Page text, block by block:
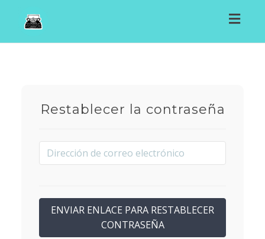
Restablecer la contraseña